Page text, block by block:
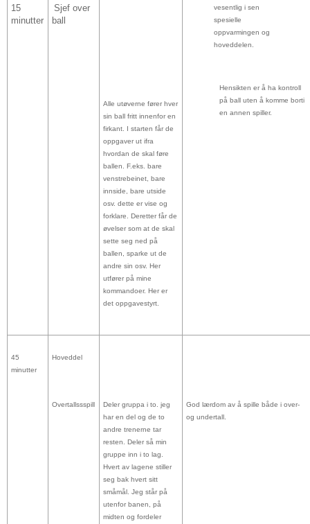
15
minutter
Sjef over
ball
Alle utøverne fører hver
sin ball fritt innenfor en
firkant. I starten får de
oppgaver ut ifra
hvordan de skal føre
ballen. F.eks. bare
venstrebeinet, bare
innside, bare utside
osv. dette er vise og
forklare. Deretter får de
øvelser som at de skal
sette seg ned på
ballen, sparke ut de
andre sin osv. Her
utfører på mine
kommandoer. Her er
det oppgavestyrt.
vesentlig i sen
spesielle
oppvarmingen og
hoveddelen.
Hensikten er å ha kontroll
på ball uten å komme borti
en annen spiller.
45
minutter
Hoveddel
Overtallssspill
Deler gruppa i to. jeg
har en del og de to
andre trenerne tar
resten. Deler så min
gruppe inn i to lag.
Hvert av lagene stiller
seg bak hvert sitt
småmål. Jeg står på
utenfor banen, på
midten og fordeler
God lærdom av å spille både i over-
og undertall.